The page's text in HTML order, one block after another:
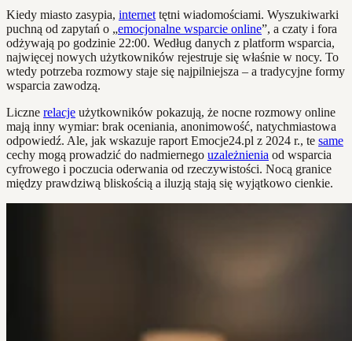
Kiedy miasto zasypia, internet tętni wiadomościami. Wyszukiwarki
puchną od zapytań o „emocjonalne wsparcie online”, a czaty i fora
odżywają po godzinie 22:00. Według danych z platform wsparcia,
najwięcej nowych użytkowników rejestruje się właśnie w nocy. To
wtedy potrzeba rozmowy staje się najpilniejsza – a tradycyjne formy
wsparcia zawodzą.
Liczne relacje użytkowników pokazują, że nocne rozmowy online
mają inny wymiar: brak oceniania, anonimowość, natychmiastowa
odpowiedź. Ale, jak wskazuje raport Emocje24.pl z 2024 r., te same
cechy mogą prowadzić do nadmiernego uzależnienia od wsparcia
cyfrowego i poczucia oderwania od rzeczywistości. Nocą granice
między prawdziwą bliskością a iluzją stają się wyjątkowo cienkie.